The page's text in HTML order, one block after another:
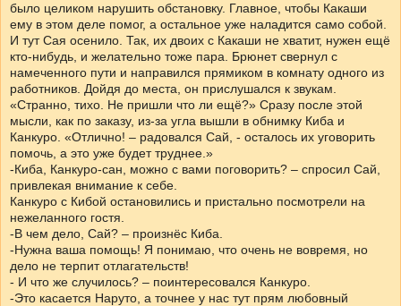
было целиком нарушить обстановку. Главное, чтобы Какаши
ему в этом деле помог, а остальное уже наладится само собой.
И тут Сая осенило. Так, их двоих с Какаши не хватит, нужен ещё
кто-нибудь, и желательно тоже пара. Брюнет свернул с
намеченного пути и направился прямиком в комнату одного из
работников. Дойдя до места, он прислушался к звукам.
«Странно, тихо. Не пришли что ли ещё?» Сразу после этой
мысли, как по заказу, из-за угла вышли в обнимку Киба и
Канкуро. «Отлично! – радовался Сай, - осталось их уговорить
помочь, а это уже будет труднее.»
-Киба, Канкуро-сан, можно с вами поговорить? – спросил Сай,
привлекая внимание к себе.
Канкуро с Кибой остановились и пристально посмотрели на
нежеланного гостя.
-В чем дело, Сай? – произнёс Киба.
-Нужна ваша помощь! Я понимаю, что очень не вовремя, но
дело не терпит отлагательств!
- И что же случилось? – поинтересовался Канкуро.
-Это касается Наруто, а точнее у нас тут прям любовный